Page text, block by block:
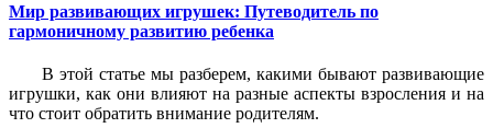
Мир развивающих игрушек: Путеводитель по
гармоничному развитию ребенка
В этой статье мы разберем, какими бывают развивающие
игрушки, как они влияют на разные аспекты взросления и на
что стоит обратить внимание родителям.